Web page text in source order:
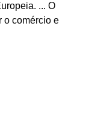
... O
o comércio e